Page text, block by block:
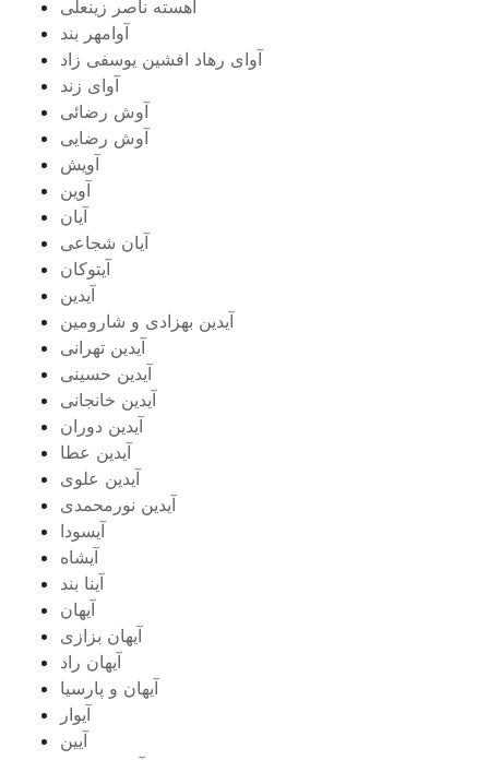
آهسته ناصر زینعلی
آوامهر بند
آوای رهاد افشین یوسفی زاد
آوای زند
آوش رضائی
آوش رضایی
آویش
آوین
آیان
آیان شجاعی
آیتوکان
آیدین
آیدین بهزادی و شارومین
آیدین تهرانی
آیدین حسینی
آیدین خانجانی
آیدین دوران
آیدین عطا
آیدین علوی
آیدین نورمحمدی
آیسودا
آیشاه
آینا بند
آیهان
آیهان بزازی
آیهان راد
آیهان و پارسیا
آیوار
آیین